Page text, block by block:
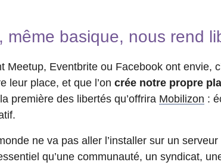
même basique, nous rend
Meetup, Eventbrite ou Facebook ont envie,
leur place, et que l’on crée notre propre
première des libertés qu’offrira Mobilizon :
ne va pas aller l’installer sur un
qu’une communauté, un syndicat,